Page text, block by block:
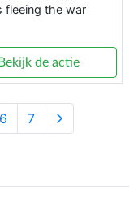
fleeing the war
Bekijk de actie
6 7